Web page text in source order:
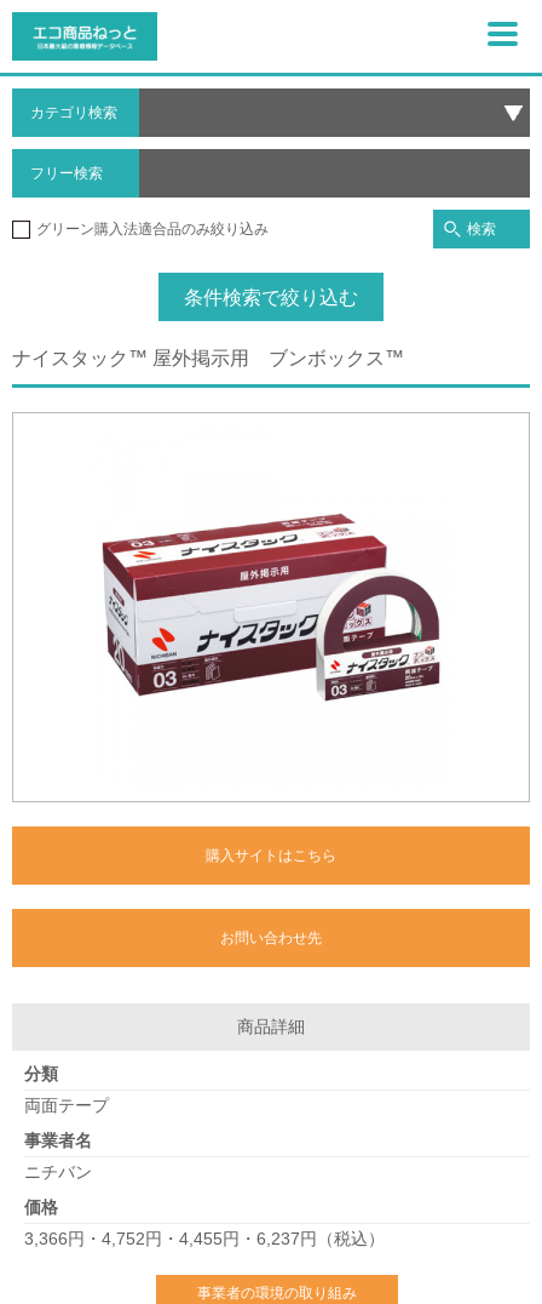
カテゴリ検索
フリー検索
グリーン購入法適合品のみ絞り込み 検索
条件検索で絞り込む
ナイスタック™ 屋外掲示用 ブンボックス™
購入サイトはこちら
お問い合わせ先
商品詳細
分類
両面テープ
事業者名
ニチバン
価格
3,366円・4,752円・4,455円・6,237円（税込）
事業者の環境の取り組み